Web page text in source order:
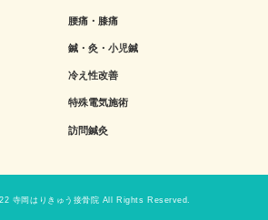
腰痛・膝痛
鍼・灸・小児鍼
冷え性改善
特殊電気施術
訪問鍼灸
寺岡はりきゅう接骨院 All Rights Reserved.